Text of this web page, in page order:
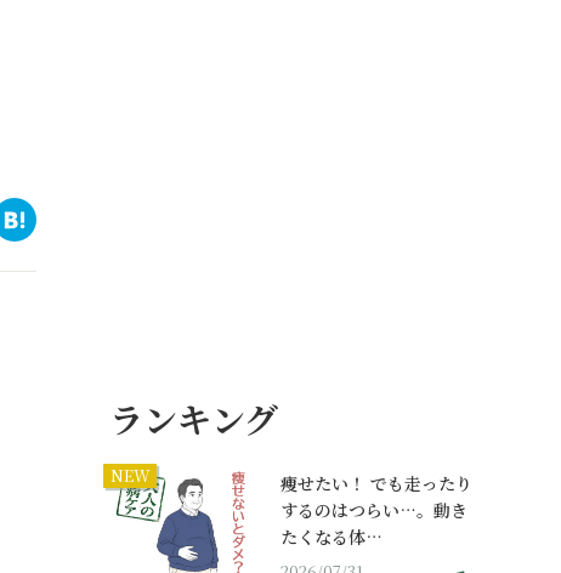
ランキング
NEW
痩せたい！ でも走ったり
するのはつらい…。動き
たくなる体…